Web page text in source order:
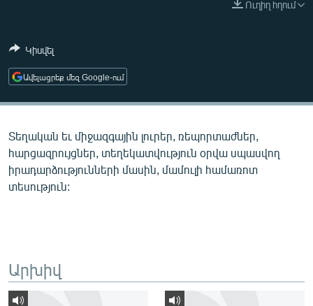
ՄԵԿՆԱԲԱՆՈՒԹՅՈՒՆ
ԿՈՐՈՆԱՎԻՐՈՒՍ
ԱՐԽԻՎ
ՏԵՍԱՆՅՈՒԹԵՐ
ՓՈԴՔԱՍԹ
Հայերեն
Ուղիղ հղում
Կիսվել
Ավելացրեք մեզ Google-ում
Տեղական եւ միջազգային լուրեր, ռեպորտաժներ,
հարցազրույցներ, տեղեկատվություն օրվա սպասվող
իրադարձությունների մասին, մամուլի համառոտ
տեսություն:
Արխիվ